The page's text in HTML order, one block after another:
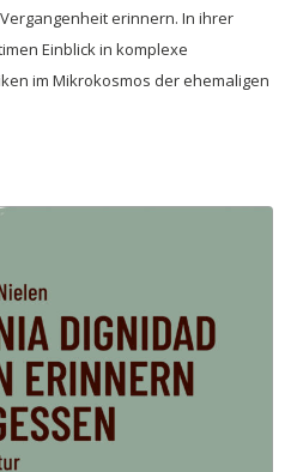
erinnern. In ihrer
Einblick in komplexe
im Mikrokosmos der ehemaligen